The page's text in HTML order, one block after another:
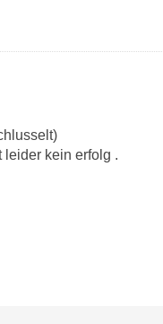
kein erfolg .